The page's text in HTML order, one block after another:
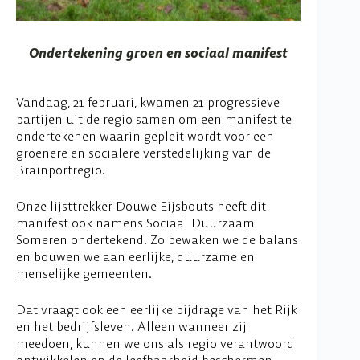
Ondertekening groen en sociaal manifest
Vandaag, 21 februari, kwamen 21 progressieve
partijen uit de regio samen om een manifest te
ondertekenen waarin gepleit wordt voor een
groenere en socialere verstedelijking van de
Brainportregio.
Onze lijsttrekker Douwe Eijsbouts heeft dit
manifest ook namens Sociaal Duurzaam
Someren ondertekend. Zo bewaken we de balans
en bouwen we aan eerlijke, duurzame en
menselijke gemeenten.
Dat vraagt ook een eerlijke bijdrage van het Rijk
en het bedrijfsleven. Alleen wanneer zij
meedoen, kunnen we ons als regio verantwoord